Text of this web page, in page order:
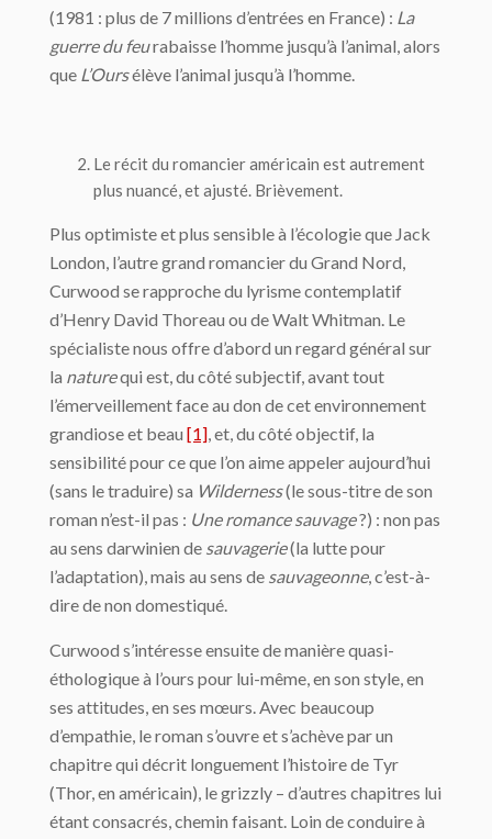
(1981 : plus de 7 millions d’entrées en France) : La
guerre du feurabaisse l’homme jusqu’à l’animal, alors
que L’Oursélève l’animal jusqu’à l’homme.
Le récit du romancier américain est autrement
plus nuancé, et ajusté. Brièvement.
Plus optimiste et plus sensible à l’écologie que Jack
London, l’autre grand romancier du Grand Nord,
Curwood se rapproche du lyrisme contemplatif
d’Henry David Thoreau ou de Walt Whitman. Le
spécialiste nous offre d’abord un regard général sur
la naturequi est, du côté subjectif, avant tout
l’émerveillement face au don de cet environnement
grandiose et beau [1], et, du côté objectif, la
sensibilité pour ce que l’on aime appeler aujourd’hui
(sans le traduire) sa Wilderness(le sous-titre de son
roman n’est-il pas : Une romance sauvage?) : non pas
au sens darwinien de sauvagerie(la lutte pour
l’adaptation), mais au sens de sauvageonne, c’est-à-
dire de non domestiqué.
Curwood s’intéresse ensuite de manière quasi-
éthologique à l’ours pour lui-même, en son style, en
ses attitudes, en ses mœurs. Avec beaucoup
d’empathie, le roman s’ouvre et s’achève par un
chapitre qui décrit longuement l’histoire de Tyr
(Thor, en américain), le grizzly – d’autres chapitres lui
étant consacrés, chemin faisant. Loin de conduire à